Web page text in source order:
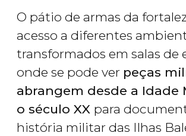
O pátio de armas da
acesso a diferentes
transformados em salas de
onde se pode ver peças
abrangem desde a Idade
o século XX para
história militar das Ilhas